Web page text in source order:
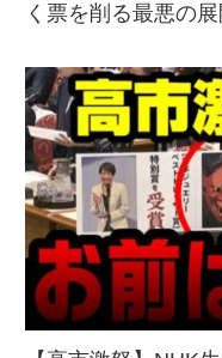
く票を削る最悪の